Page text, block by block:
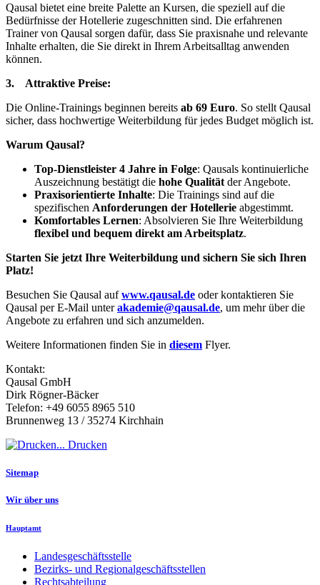
Qausal bietet eine breite Palette an Kursen, die speziell auf die
Bedürfnisse der Hotellerie zugeschnitten sind. Die erfahrenen
Trainer von Qausal sorgen dafür, dass Sie praxisnahe und relevante
Inhalte erhalten, die Sie direkt in Ihrem Arbeitsalltag anwenden
können.
3. Attraktive Preise:
Die Online-Trainings beginnen bereits ab 69 Euro. So stellt Qausal
sicher, dass hochwertige Weiterbildung für jedes Budget möglich ist.
Warum Qausal?
Top-Dienstleister 4 Jahre in Folge: Qausals kontinuierliche
Auszeichnung bestätigt die hohe Qualität der Angebote.
Praxisorientierte Inhalte: Die Trainings sind auf die
spezifischen Anforderungen der Hotellerie abgestimmt.
Komfortables Lernen: Absolvieren Sie Ihre Weiterbildung
flexibel und bequem direkt am Arbeitsplatz.
Starten Sie jetzt Ihre Weiterbildung und sichern Sie sich Ihren
Platz!
Besuchen Sie Qausal aufwww.qausal.de oder kontaktieren Sie
Qausal per E-Mail unterakademie@qausal.de, um mehr über die
Angebote zu erfahren und sich anzumelden.
Weitere Informationen finden Sie in diesem Flyer.
Kontakt:
Qausal GmbH
Dirk Rögner-Bäcker
Telefon: +49 6055 8965 510
Brunnenweg 13 / 35274 Kirchhain
Drucken
Sitemap
Wir über uns
Hauptamt
Landesgeschäftsstelle
Bezirks- und Regionalgeschäftsstellen
Rechtsabteilung